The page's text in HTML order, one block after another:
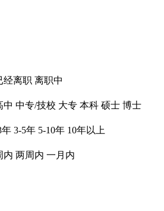
经离职 离职中
中 中专/技校 大专 本科 硕士 博士
年 3-5年 5-10年 10年以上
内 两周内 一月内